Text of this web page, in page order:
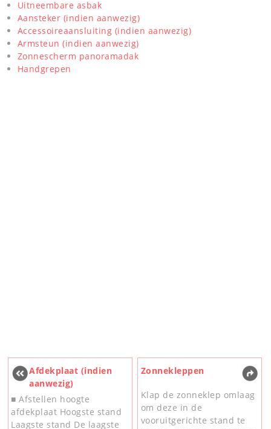
Uitneembare asbak
Aansteker (indien aanwezig)
Accessoireaansluiting (indien aanwezig)
Armsteun (indien aanwezig)
Zonnescherm panoramadak
Handgrepen
Afdekplaat (indien
aanwezig)
■ Afstellen hoogte
afdekplaat Hoogste stand
Laagste stand De laagste
Zonnekleppen
Klap de zonneklep omlaag
om deze in de
vooruitgerichte stand te